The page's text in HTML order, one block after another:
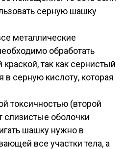
серную шашку
металлические
обработать
так как сернистый
в серную кислоту, которая
токсичностью (второй
слизистые оболочки
шашку нужно в
все участки тела, а